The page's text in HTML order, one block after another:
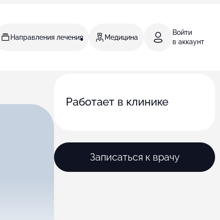
Направления лечения Медицина
Войти
в аккаунт
Работает в клинике
Записаться к врачу